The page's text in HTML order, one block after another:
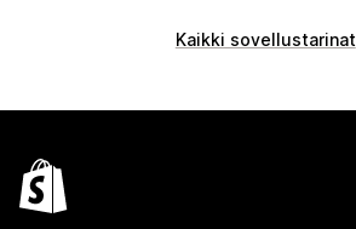
Kaikki sovellustarinat